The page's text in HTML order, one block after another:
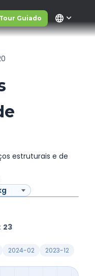
Guiado language
estruturais e de
23
2024-02 2023-12